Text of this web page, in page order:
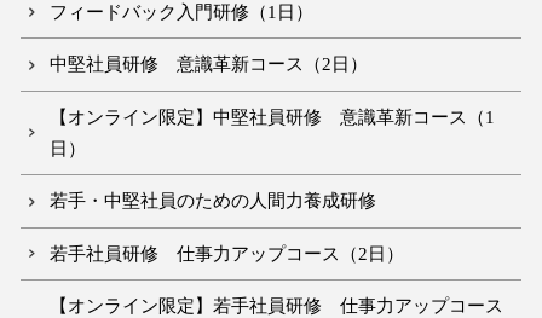
フィードバック入門研修（1日）
中堅社員研修 意識革新コース（2日）
【オンライン限定】中堅社員研修 意識革新コース（1
日）
若手・中堅社員のための人間力養成研修
若手社員研修 仕事力アップコース（2日）
【オンライン限定】若手社員研修 仕事力アップコース